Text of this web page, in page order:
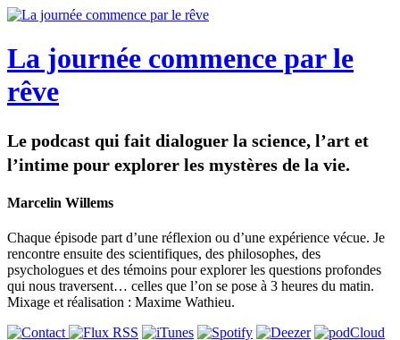
La journée commence par le
rêve
Le podcast qui fait dialoguer la science, l’art et
l’intime pour explorer les mystères de la vie.
Marcelin Willems
Chaque épisode part d’une réflexion ou d’une expérience vécue. Je
rencontre ensuite des scientifiques, des philosophes, des
psychologues et des témoins pour explorer les questions profondes
qui nous traversent… celles que l’on se pose à 3 heures du matin.
Mixage et réalisation : Maxime Wathieu.